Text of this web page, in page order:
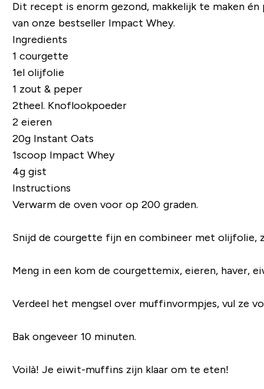
Dit recept is enorm gezond, makkelijk te maken
van onze bestseller Impact Whey.
Ingredients
1 courgette
1el olijfolie
1 zout & peper
2theel. Knoflookpoeder
2 eieren
20gInstant Oats
1scoopImpact Whey
4g gist
Instructions
Verwarm de oven voor op 200 graden.
Snijd de courgette fijn en combineer met olijfolie,
Meng in een kom de courgettemix, eieren, haver,
Verdeel het mengsel over muffinvormpjes, vul ze
Bak ongeveer 10 minuten.
Voilà! Je eiwit-muffins zijn klaar om te eten!